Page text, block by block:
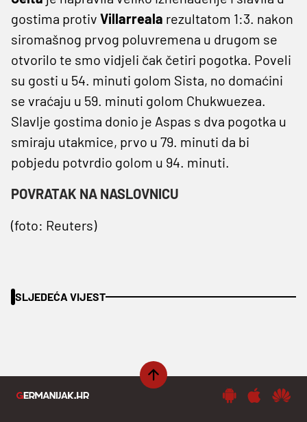
gostima protiv Villarreala rezultatom 1:3. nakon
siromašnog prvog poluvremena u drugom se
otvorilo te smo vidjeli čak četiri pogotka. Poveli
su gosti u 54. minuti golom Sista, no domaćini
se vraćaju u 59. minuti golom Chukwuezea.
Slavlje gostima donio je Aspas s dva pogotka u
smiraju utakmice, prvo u 79. minuti da bi
pobjedu potvrdio golom u 94. minuti.
POVRATAK NA NASLOVNICU
(foto: Reuters)
SLJEDEĆA VIJEST